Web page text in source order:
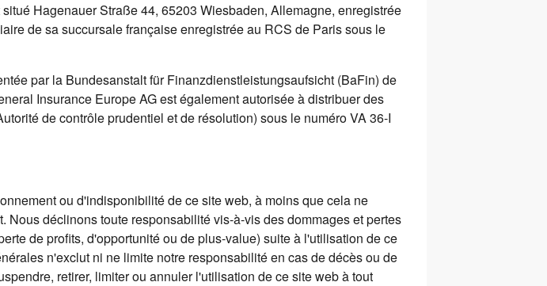
Hagenauer Straße 44, 65203 Wiesbaden, Allemagne, enregistrée
de sa succursale française enregistrée au RCS de Paris sous le
par la Bundesanstalt für Finanzdienstleistungsaufsicht (BaFin) de
Insurance Europe AG est également autorisée à distribuer des
de contrôle prudentiel et de résolution) sous le numéro VA 36-I
ou d'indisponibilité de ce site web, à moins que cela ne
déclinons toute responsabilité vis-à-vis des dommages et pertes
de profits, d'opportunité ou de plus-value) suite à l'utilisation de ce
n'exclut ni ne limite notre responsabilité en cas de décès ou de
retirer, limiter ou annuler l'utilisation de ce site web à tout